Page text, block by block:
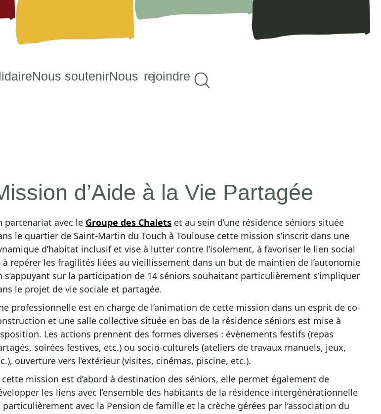
Nous soutenirNous rejoindre
d’Aide à la Vie Partagée
partenariat avec le Groupe des Chalets et au sein d’une résidence séniors située
le quartier de Saint-Martin du Touch à Toulouse cette mission s’inscrit dans une
d’habitat inclusif et vise à lutter contre l’isolement, à favoriser le lien social
à repérer les fragilités liées au vieillissement dans un but de maintien de l’autonomie
s’appuyant sur la participation de 14 séniors souhaitant particulièrement s’impliquer
le projet de vie sociale et partagée.
professionnelle est en charge de l’animation de cette mission dans un esprit de co-
et une salle collective située en bas de la résidence séniors est mise à
Les actions prennent des formes diverses : évènements festifs (repas
soirées festives, etc.) ou socio-culturels (ateliers de travaux manuels, jeux,
ouverture vers l’extérieur (visites, cinémas, piscine, etc.).
cette mission est d’abord à destination des séniors, elle permet également de
les liens avec l’ensemble des habitants de la résidence intergénérationnelle
particulièrement avec la Pension de famille et la crèche gérées par l’association du